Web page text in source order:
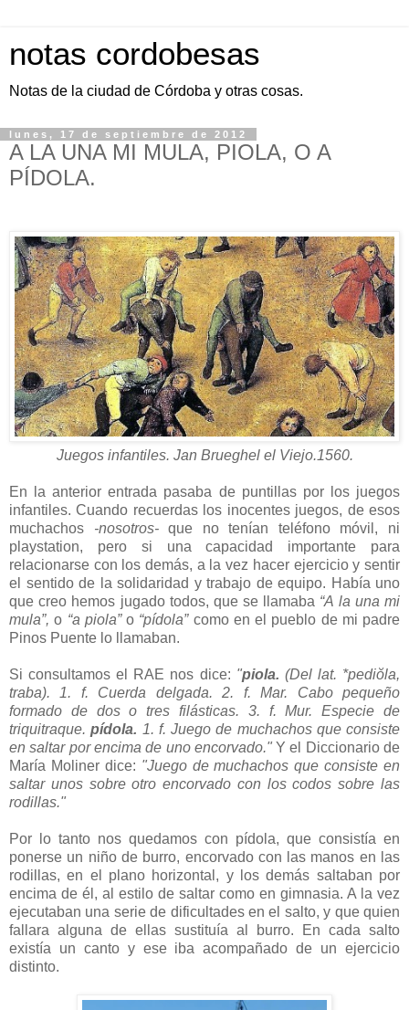
notas cordobesas
Notas de la ciudad de Córdoba y otras cosas.
lunes, 17 de septiembre de 2012
A LA UNA MI MULA, PIOLA, O A
PÍDOLA.
Juegos infantiles. Jan Brueghel el Viejo.1560.
En la anterior entrada pasaba de puntillas por los juegos
infantiles. Cuando recuerdas los inocentes juegos, de esos
muchachos -nosotros-que no tenían teléfono móvil, ni
playstation, pero si una capacidad importante para
relacionarse con los demás, a la vez hacer ejercicio y sentir
el sentido de la solidaridad y trabajo de equipo. Había uno
que creo hemos jugado todos, que se llamaba “A la una mi
mula”, o “a piola”o “pídola” como en el pueblo de mi padre
Pinos Puente lo llamaban.
Si consultamos el RAE nos dice: "piola. (Del lat. *pediŏla,
traba). 1. f. Cuerda delgada. 2. f. Mar. Cabo pequeño
formado de dos o tres filásticas. 3. f. Mur. Especie de
triquitraque.pídola. 1. f. Juego de muchachos que consiste
en saltar por encima de uno encorvado."Y el Diccionario de
María Moliner dice: "Juego de muchachos que consiste en
saltar unos sobre otro encorvado con los codos sobre las
rodillas."
Por lo tanto nos quedamos con pídola, que consistía en
ponerse un niño de burro, encorvado con las manos en las
rodillas, en el plano horizontal, y los demás saltaban por
encima de él, al estilo de saltar como en gimnasia. A la vez
ejecutaban una serie de dificultades en el salto, y que quien
fallara alguna de ellas sustituía al burro. En cada salto
existía un canto y ese iba acompañado de un ejercicio
distinto.